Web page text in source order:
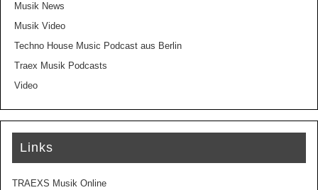
Musik News
Musik Video
Techno House Music Podcast aus Berlin
Traex Musik Podcasts
Video
Links
TRAEXS Musik Online